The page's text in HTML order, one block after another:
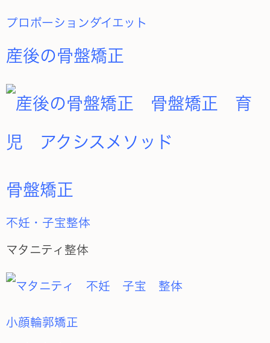
プロポーションダイエット
産後の骨盤矯正
骨盤矯正
不妊・子宝整体
マタニティ整体
小顔輪郭矯正